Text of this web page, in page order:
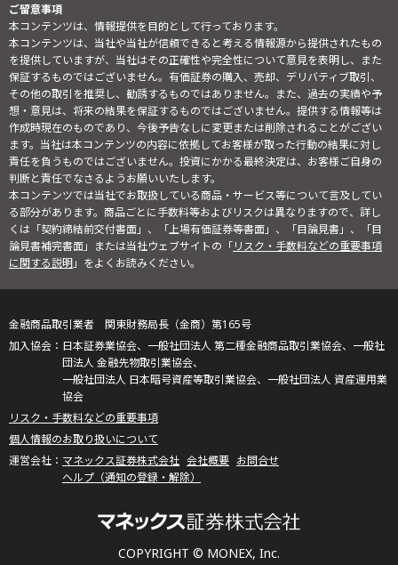
ご留意事項
本コンテンツは、情報提供を目的として行っております。
本コンテンツは、当社や当社が信頼できると考える情報源から提供されたもの
を提供していますが、当社はその正確性や完全性について意見を表明し、また
保証するものではございません。有価証券の購入、売却、デリバティブ取引、
その他の取引を推奨し、勧誘するものではありません。また、過去の実績や予
想・意見は、将来の結果を保証するものではございません。提供する情報等は
作成時現在のものであり、今後予告なしに変更または削除されることがござい
ます。当社は本コンテンツの内容に依拠してお客様が取った行動の結果に対し
責任を負うものではございません。投資にかかる最終決定は、お客様ご自身の
判断と責任でなさるようお願いいたします。
本コンテンツでは当社でお取扱している商品・サービス等について言及してい
る部分があります。商品ごとに手数料等およびリスクは異なりますので、詳し
くは「契約締結前交付書面」、「上場有価証券等書面」、「目論見書」、「目
論見書補完書面」または当社ウェブサイトの「リスク・手数料などの重要事項
に関する説明」をよくお読みください。
COPYRIGHT © MONEX, Inc.
金融商品取引業者 関東財務局長（金商）第165号
日本証券業協会、一般社団法人 第二種金融商品取引業協会、一般社
団法人 金融先物取引業協会、
一般社団法人 日本暗号資産等取引業協会、一般社団法人 資産運用業
協会
リスク・手数料などの重要事項
個人情報のお取り扱いについて
マネックス証券株式会社 会社概要 お問合せ
ヘルプ（通知の登録・解除）